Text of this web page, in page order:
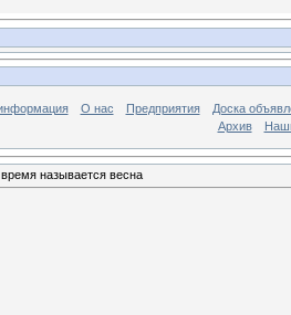
О нас Предприятия
Доска
Архив
называется весна